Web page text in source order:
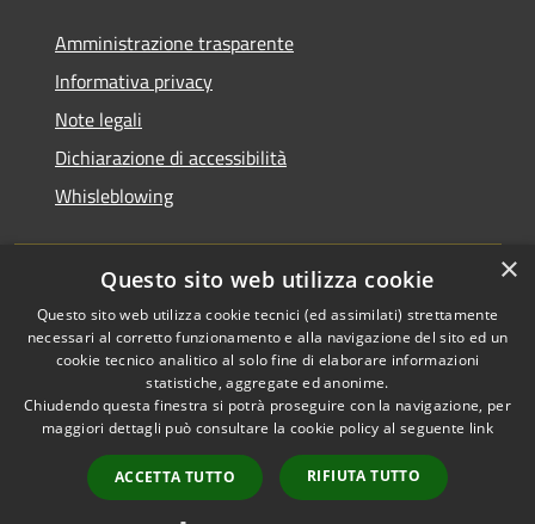
Amministrazione trasparente
Informativa privacy
Note legali
Dichiarazione di accessibilità
Whisleblowing
RSS
Accessibilità
Privacy
Cookie
Mappa del sito
Codici IPA
Area dipendenti
Copyright © 2026 • Comune di
Foggia • Powered by
Municipium
Accesso
redazione
×
Questo sito web utilizza cookie
Questo sito web utilizza cookie tecnici (ed assimilati) strettamente
necessari al corretto funzionamento e alla navigazione del sito ed un
cookie tecnico analitico al solo fine di elaborare informazioni
statistiche, aggregate ed anonime.
Chiudendo questa finestra si potrà proseguire con la navigazione, per
maggiori dettagli può consultare la cookie policy al seguente link
ACCETTA TUTTO RIFIUTA TUTTO